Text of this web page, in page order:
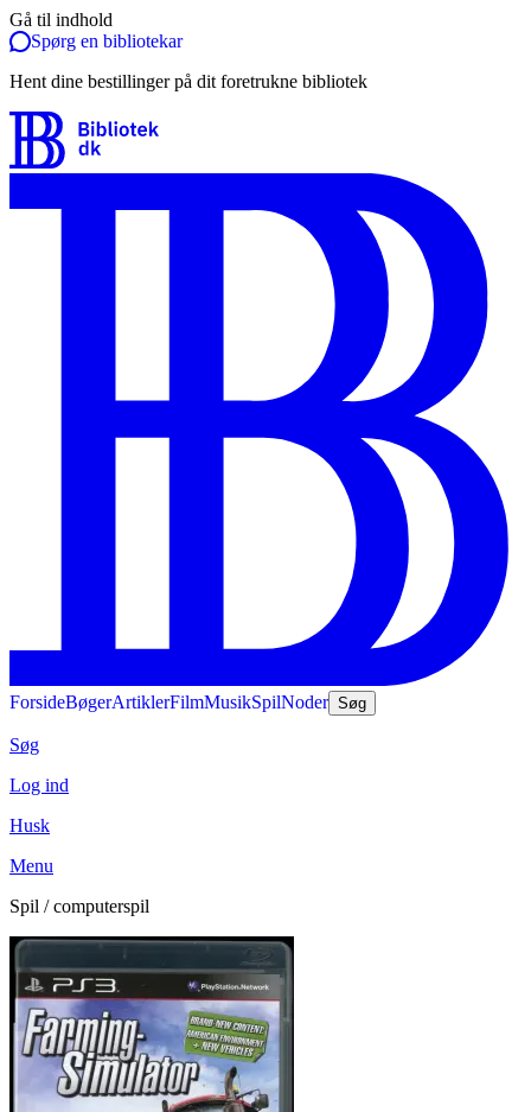
Gå til indhold
Spørg en bibliotekar
Hent dine bestillinger på dit foretrukne bibliotek
ForsideBøgerArtiklerFilmMusikSpilNoder Søg
Søg
Log ind
Husk
Menu
Spil / computerspil